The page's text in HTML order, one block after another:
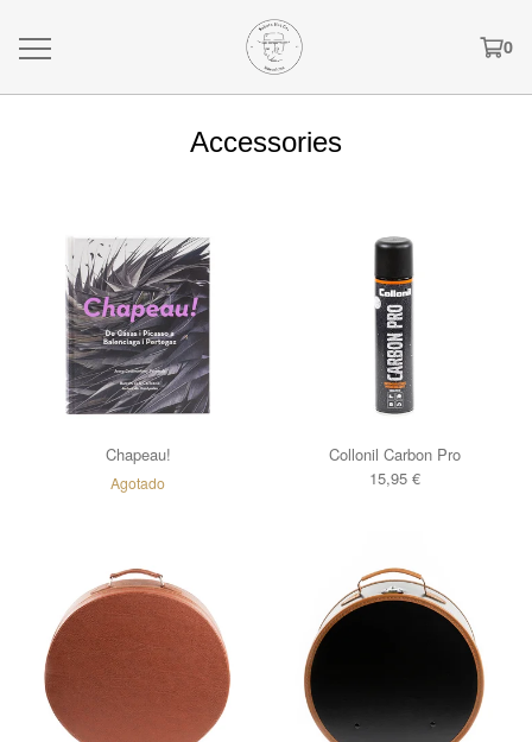
0
Accessories
Chapeau!
Agotado
Collonil Carbon Pro
15,95 €